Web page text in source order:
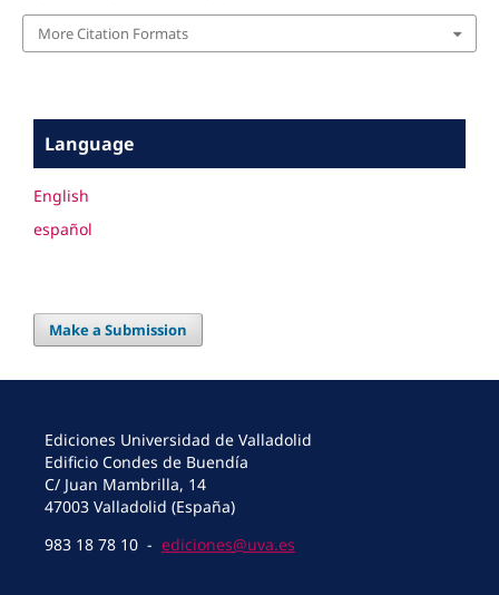
More Citation Formats
Language
English
español
Make a Submission
Ediciones Universidad de Valladolid
Edificio Condes de Buendía
C/ Juan Mambrilla, 14
47003 Valladolid (España)
983 18 78 10 - ediciones@uva.es